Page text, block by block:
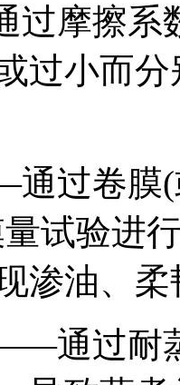
摩擦系
过小而
过卷膜(
量试验进
渗油、
通过耐